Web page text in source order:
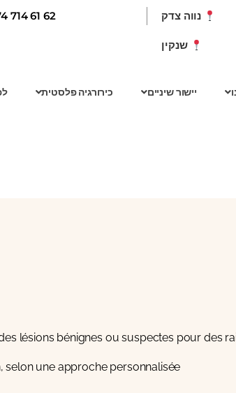
נווה צדק
שנקין
714 61 62
יישור שיניים כירורגיה פלסטית
lésions bénignes ou suspectes pour des
une approche personnalisée.